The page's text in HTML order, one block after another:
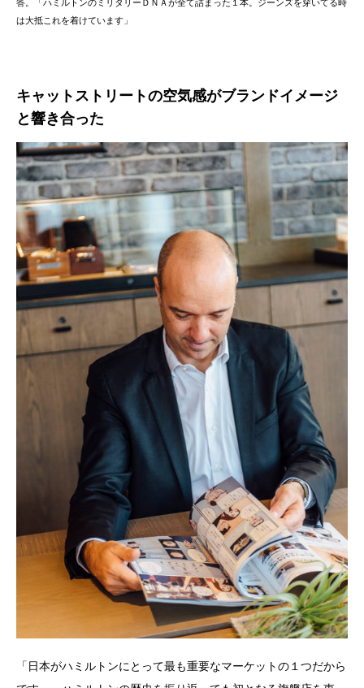
答。「ハミルトンのミリタリーＤＮＡが全て詰まった１本。ジーンズを穿いてる時
は大抵これを着けています」
キャットストリートの空気感がブランドイメージ
と響き合った
「日本がハミルトンにとって最も重要なマーケットの１つだから